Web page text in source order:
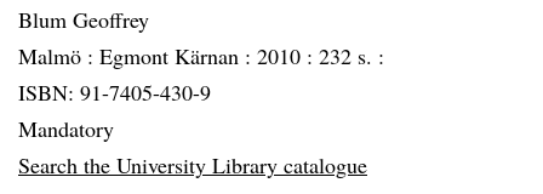
Blum Geoffrey
Malmö : Egmont Kärnan : 2010 : 232 s. :
ISBN: 91-7405-430-9
Mandatory
Search the University Library catalogue